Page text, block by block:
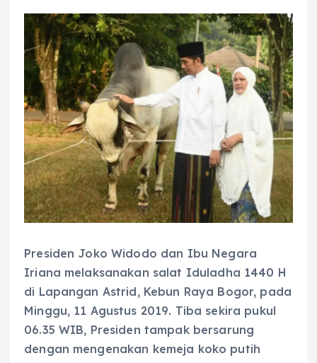
Presiden Joko Widodo dan Ibu Negara
Iriana melaksanakan salat Iduladha 1440 H
di Lapangan Astrid, Kebun Raya Bogor, pada
Minggu, 11 Agustus 2019. Tiba sekira pukul
06.35 WIB, Presiden tampak bersarung
dengan mengenakan kemeja koko putih